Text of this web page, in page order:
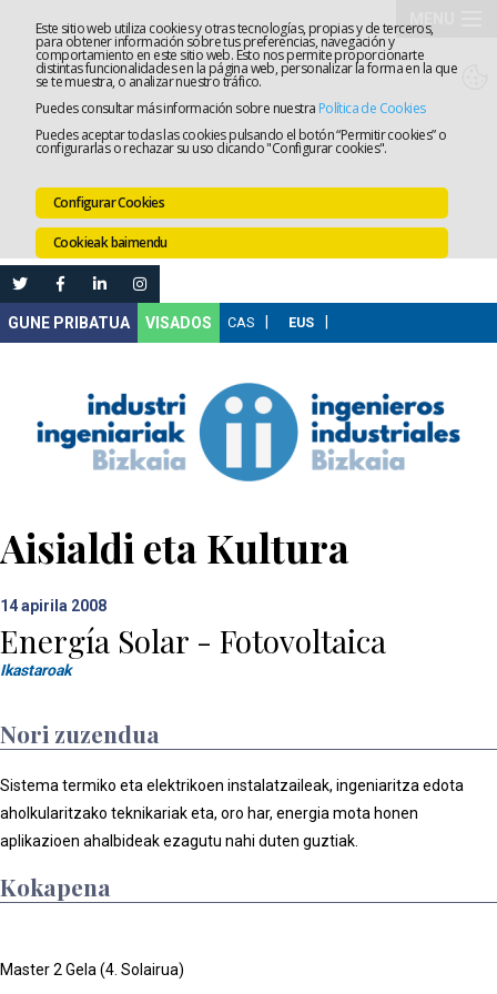
Este sitio web utiliza cookies y otras tecnologías, propias y de terceros,
para obtener información sobre tus preferencias, navegación y
comportamiento en este sitio web. Esto nos permite proporcionarte
distintas funcionalidades en la página web, personalizar la forma en la que
se te muestra, o analizar nuestro tráfico.
Puedes consultar más información sobre nuestra Política de Cookies
Puedes aceptar todas las cookies pulsando el botón “Permitir cookies” o
configurarlas o rechazar su uso clicando "Configurar cookies".
Configurar Cookies
Cookieak baimendu
VISADOS
Aisialdi eta Kultura
14apirila 2008
Energía Solar - Fotovoltaica
Ikastaroak
Nori zuzendua
Sistema termiko eta elektrikoen instalatzaileak, ingeniaritza edota
aholkularitzako teknikariak eta, oro har, energia mota honen
aplikazioen ahalbideak ezagutu nahi duten guztiak.
Kokapena
Master 2 Gela (4. Solairua)
Elkargoa
Lanaren
Leihatila